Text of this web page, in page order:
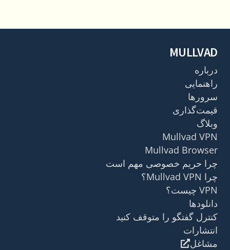
MULLVAD
درباره
راهنمایی
سرورها
قیمت‌گذاری
وبلاگ
Mullvad VPN
Mullvad Browser
چرا حریم خصوصی مهم است
چرا Mullvad VPN؟
VPN چیست؟
دانلودها
کنترل گفتگو را متوقف کنید
انتشارات
مشاغل